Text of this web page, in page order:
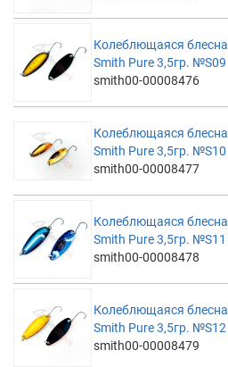
Колеблющаяся блесна
Smith Pure 3,5гр. №S09
smith00-00008476
Колеблющаяся блесна
Smith Pure 3,5гр. №S10
smith00-00008477
Колеблющаяся блесна
Smith Pure 3,5гр. №S11
smith00-00008478
Колеблющаяся блесна
Smith Pure 3,5гр. №S12
smith00-00008479